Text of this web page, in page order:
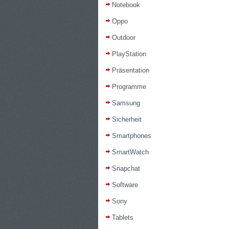
Notebook
Oppo
Outdoor
PlayStation
Präsentation
Programme
Samsung
Sicherheit
Smartphones
SmartWatch
Snapchat
Software
Sony
Tablets